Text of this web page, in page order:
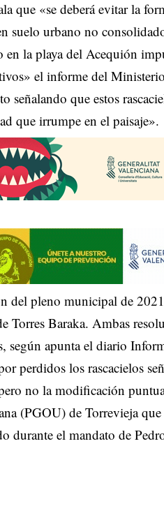
que «se deberá evitar la
suelo urbano no
en la playa del Acequión
el informe del
señalando que estos
que irrumpe en el paisaje».
del pleno municipal de
Torres Baraka. Ambas
según apunta el diario
perdidos los rascacielos
no la modificación
(PGOU) de Torrevieja que
durante el mandato de